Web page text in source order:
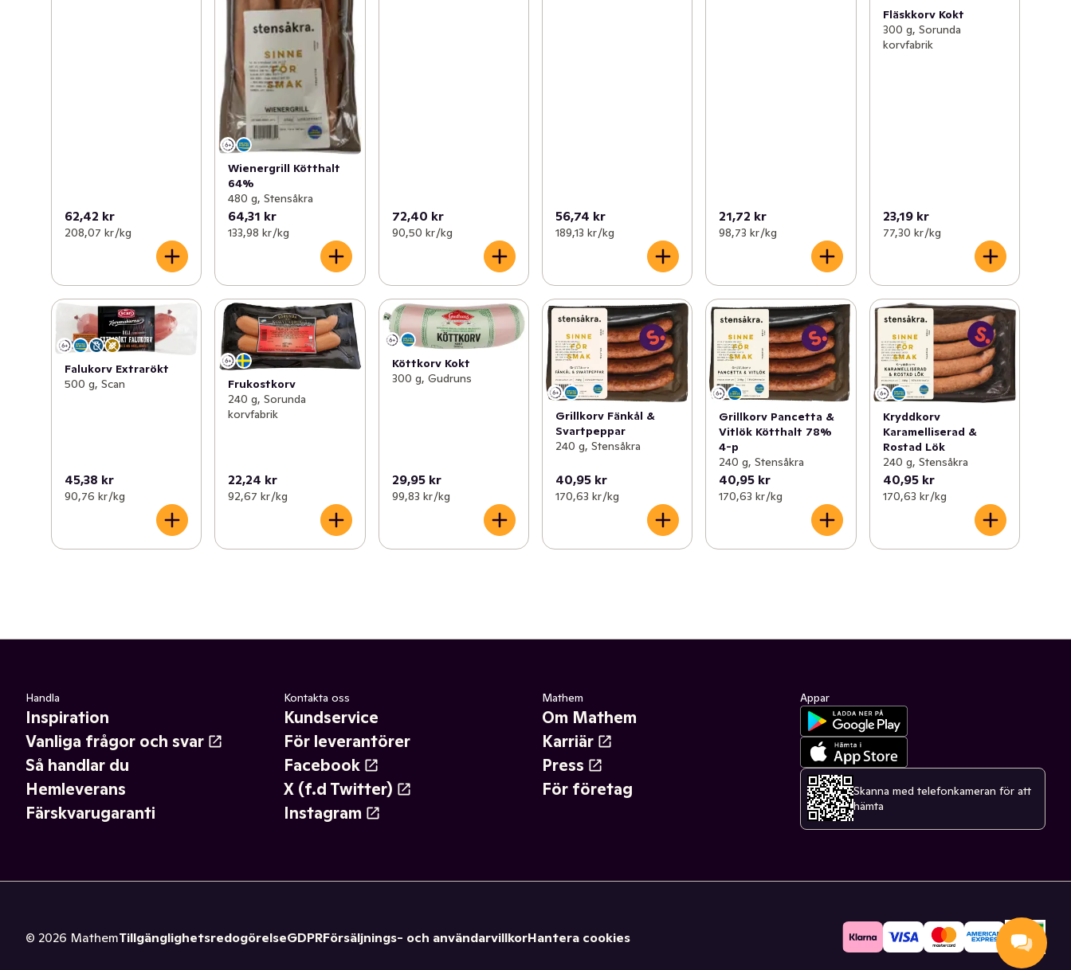
62,42 kr
208,07 kr /kg
Wienergrill Kötthalt
64%
480 g, Stensåkra
64,31 kr
133,98 kr /kg
72,40 kr
90,50 kr /kg
56,74 kr
189,13 kr /kg
21,72 kr
98,73 kr /kg
Fläskkorv Kokt
300 g, Sorunda
korvfabrik
23,19 kr
77,30 kr /kg
Falukorv Extrarökt
500 g, Scan
45,38 kr
90,76 kr /kg
Frukostkorv
240 g, Sorunda
korvfabrik
22,24 kr
92,67 kr /kg
Köttkorv Kokt
300 g, Gudruns
29,95 kr
99,83 kr /kg
Grillkorv Fänkål &
Svartpeppar
240 g, Stensåkra
40,95 kr
170,63 kr /kg
Grillkorv Pancetta &
Vitlök Kötthalt 78%
4-p
240 g, Stensåkra
40,95 kr
170,63 kr /kg
Kryddkorv
Karamelliserad &
Rostad Lök
240 g, Stensåkra
40,95 kr
170,63 kr /kg
Handla
Inspiration
Vanliga frågor och svar
Så handlar du
Hemleverans
Färskvarugaranti
Kontakta oss
Kundservice
För leverantörer
Facebook
X (f.d Twitter)
Instagram
Mathem
Om Mathem
Karriär
Press
För företag
Appar
Skanna med telefonkameran för att
hämta
© 2026 MathemTillgänglighetsredogörelseGDPRFörsäljnings- och användarvillkorHantera cookies